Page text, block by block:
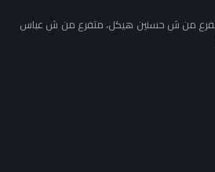
من ش حسنين هيكل، متفرع من ش عباس